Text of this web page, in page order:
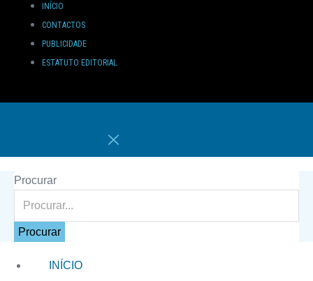
INÍCIO
CONTACTOS
PUBLICIDADE
ESTATUTO EDITORIAL
Procurar
Procurar
INÍCIO